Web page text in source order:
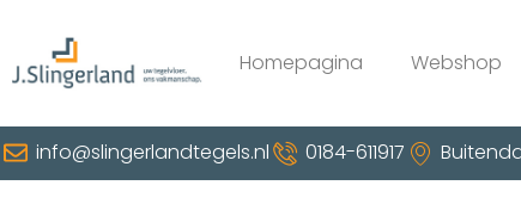
Homepagina Webshop
info@slingerlandtegels.nl 0184-611917